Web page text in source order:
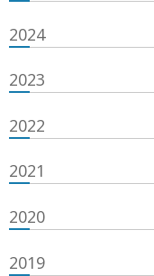
2024
2023
2022
2021
2020
2019